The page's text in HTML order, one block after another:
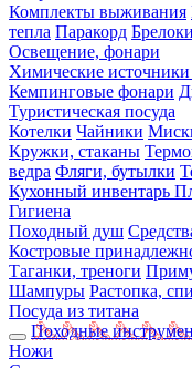
Комплекты выживания
тепла Паракорд
Освещение, фонари
Химические источники
Кемпинговые фонари
Туристическая посуда
Котелки Чайники
Кружки, стаканы
ведра Фляги, бутылки
Кухонный инвентарь
Гигиена
Походный душ
Костровые
Таганки, треноги
Шампуры Растопка,
Посуда из титана
Походные
Ножи